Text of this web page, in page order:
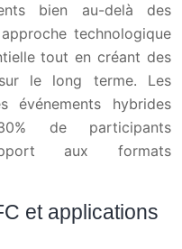
bien au-delà des
technologique
tout en créant des
le long terme. Les
événements hybrides
de participants
aux formats
et applications